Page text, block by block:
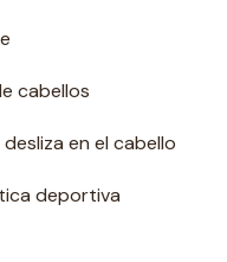
cabellos
en el cabello
deportiva